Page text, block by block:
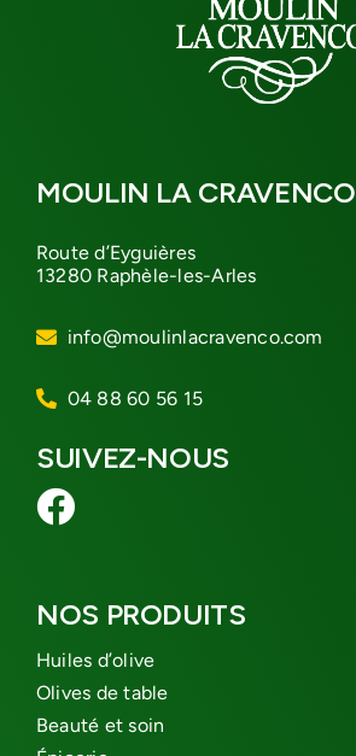
MOULIN LA CRAVENCO
Route d’Eyguières
13280 Raphèle-les-Arles
info@moulinlacravenco.com
04 88 60 56 15
SUIVEZ-NOUS
NOS PRODUITS
Huiles d’olive
Olives de table
Beauté et soin